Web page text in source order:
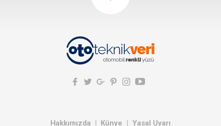
Hakkımızda Künye Yasal Uyarı